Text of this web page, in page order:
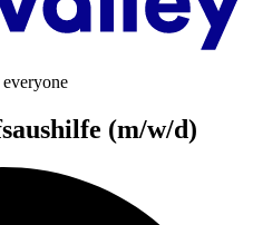
(m/w/d)